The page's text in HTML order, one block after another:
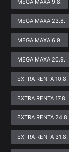
MEGA MAXA 9.8.
MEGA MAXA 23.8.
MEGA MAXA 6.9.
MEGA MAXA 20.9.
EXTRA RENTA 10.8.
EXTRA RENTA 17.8.
EXTRA RENTA 24.8.
EXTRA RENTA 31.8.